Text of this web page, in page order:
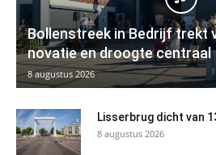
Bollenstreek in Bedrijf trekt
novatie en droogte centraal
8 augustus 2026
Lisserbrug dicht van
8 augustus 2026